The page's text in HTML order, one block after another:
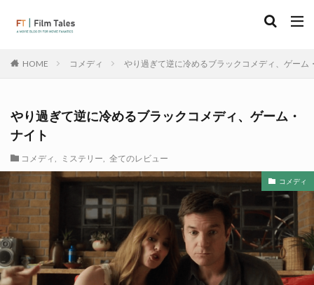
HOME コメディ やり過ぎて逆に冷めるブラックコメディ、ゲーム
やり過ぎて逆に冷めるブラックコメディ、ゲーム・
ナイト
コメディ ミステリー 全てのレビュー
コメディ